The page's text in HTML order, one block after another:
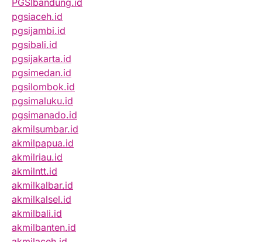
PGSIbandung.id
pgsiaceh.id
pgsijambi.id
pgsibali.id
pgsijakarta.id
pgsimedan.id
pgsilombok.id
pgsimaluku.id
pgsimanado.id
akmilsumbar.id
akmilpapua.id
akmilriau.id
akmilntt.id
akmilkalbar.id
akmilkalsel.id
akmilbali.id
akmilbanten.id